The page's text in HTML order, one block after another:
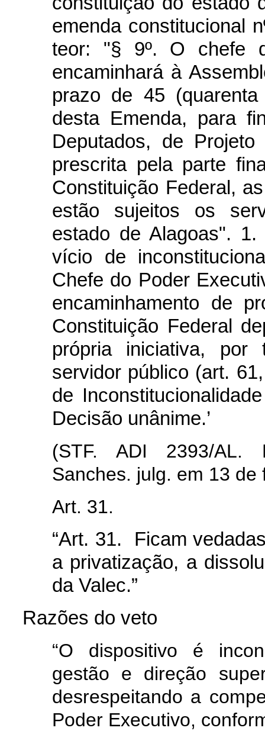
emenda constitucional
teor: "§ 9º. O chefe
encaminhará à
prazo de 45
desta Emenda, para
Deputados, de
prescrita pela parte
Constituição Federal,
estão sujeitos os
estado de Alagoas".
vício de
Chefe do Poder
encaminhamento de
Constituição Federal
própria iniciativa,
servidor público (art.
de
Decisão unânime.’
(STF. ADI 2393/AL.
Sanches. julg. em 13
Art. 31.
“Art. 31. Ficam
a privatização, a
da Valec.”
Razões do veto
“O dispositivo é
gestão e direção
desrespeitando a
Poder Executivo,